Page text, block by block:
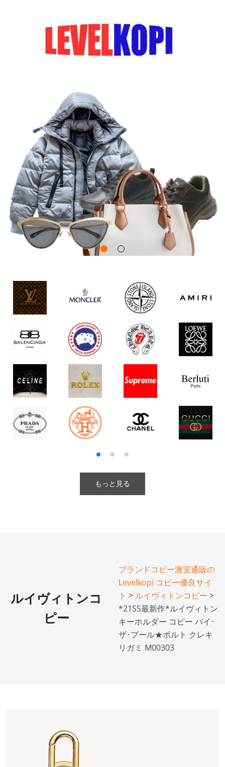
もっと見る
ルイヴィトンコ
ピー
ブランドコピー激安通販の
Levelkopi コピー優良サイ
ト > ルイヴィトンコピー >
*21SS最新作*ルイヴィトン
キーホルダー コピー バイ･
ザ･プール★ポルト クレキ
リガミ M00303